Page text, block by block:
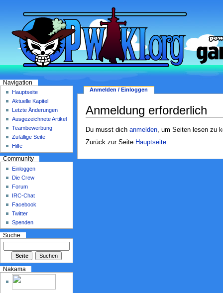
Anmeldung erforderlich
Du musst dich anmelden, um Seiten lesen zu
Zurück zur Seite Hauptseite.
Anmelden / Einloggen
Navigation
Hauptseite
Aktuelle Kapitel
Letzte Änderungen
Ausgezeichnete Artikel
Teambewerbung
Zufällige Seite
Hilfe
Community
Einloggen
Die Crew
Forum
IRC-Chat
Facebook
Twitter
Spenden
Suche
Nakama